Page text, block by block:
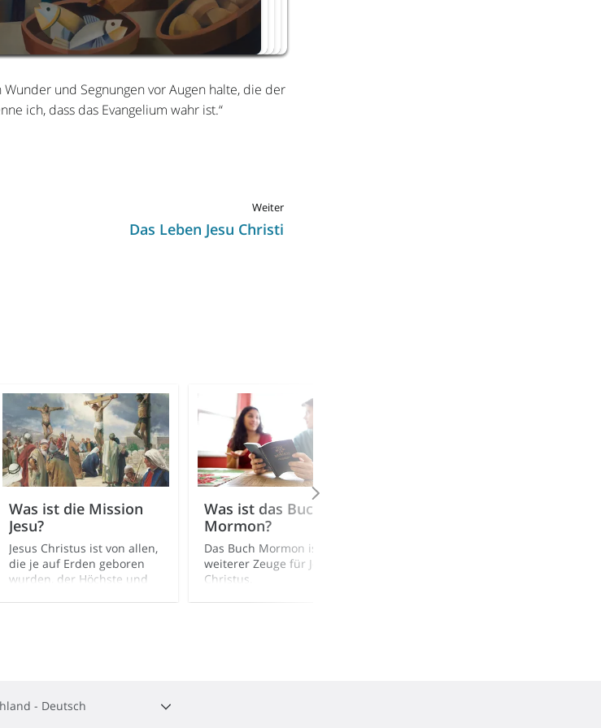
13:11-17)
dir: Steh auf! Da setzte
sich der Tote auf.“ (Lukas
7:12-15)
Er wusste nicht, woher
der Wein kam.“ (Johannes
2:3-11)
alle aßen und wurden
satt.“ (Markus 6:39-42)
und Segnungen vor Augen halte, die der
ich, dass das Evangelium wahr ist.“
Weiter
Das Leben Jesu Christi
Was ist die Mission
Jesu?
Jesus Christus ist von allen,
die je auf Erden geboren
wurden, der Höchste und
Was ist das Buch
Mormon?
Das Buch Mormon ist ein
weiterer Zeuge für Jesus
Christus.
- Deutsch